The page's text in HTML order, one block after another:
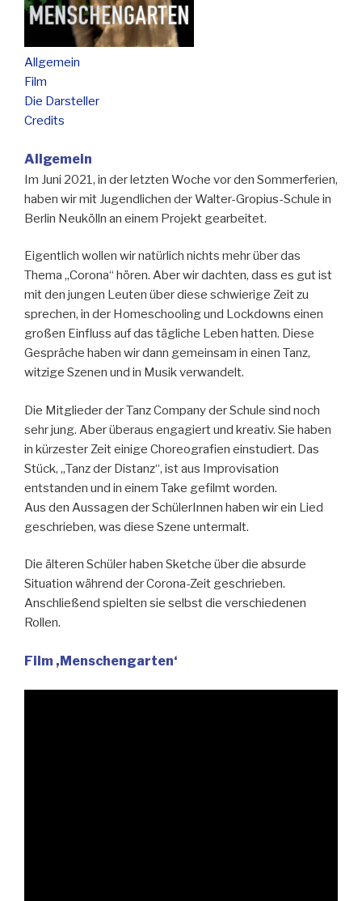
Allgemein
Film
Die Darsteller
Credits
Allgemein
Im Juni 2021, in der letzten Woche vor den Sommerferien,
haben wir mit Jugendlichen der Walter-Gropius-Schule in
Berlin Neukölln an einem Projekt gearbeitet.
Eigentlich wollen wir natürlich nichts mehr über das
Thema „Corona“ hören. Aber wir dachten, dass es gut ist
mit den jungen Leuten über diese schwierige Zeit zu
sprechen, in der Homeschooling und Lockdowns einen
großen Einfluss auf das tägliche Leben hatten. Diese
Gespräche haben wir dann gemeinsam in einen Tanz,
witzige Szenen und in Musik verwandelt.
Die Mitglieder der Tanz Company der Schule sind noch
sehr jung. Aber überaus engagiert und kreativ. Sie haben
in kürzester Zeit einige Choreografien einstudiert. Das
Stück, „Tanz der Distanz“, ist aus Improvisation
entstanden und in einem Take gefilmt worden.
Aus den Aussagen der SchülerInnen haben wir ein Lied
geschrieben, was diese Szene untermalt.
Die älteren Schüler haben Sketche über die absurde
Situation während der Corona-Zeit geschrieben.
Anschließend spielten sie selbst die verschiedenen
Rollen.
Film ,Menschengarten‘